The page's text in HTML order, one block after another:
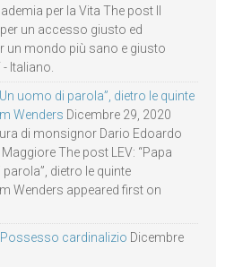
per la Vita The post Il
un accesso giusto ed
un mondo più sano e giusto
Italiano.
uomo di parola”, dietro le quinte
Wenders Dicembre 29, 2020
di monsignor Dario Edoardo
The post LEV: “Papa
dietro le quinte
Wenders appeared first on
Possesso cardinalizio Dicembre